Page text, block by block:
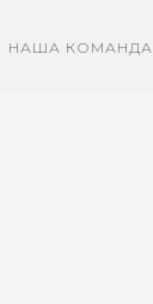
НАША КОМАНДА